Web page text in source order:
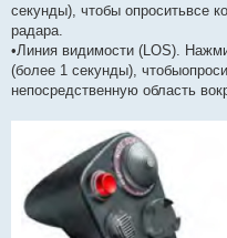
секунды), чтобы опроситьвсе
радара.
•Линия видимости (LOS).
(более 1 секунды),
непосредственную область